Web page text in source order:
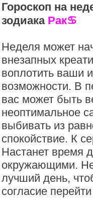
Гороскоп на
зодиака Рак♋️
Неделя может
внезапных
воплотить ваши
возможности. В
вас может быть
неоптимальное
выбивать из
спокойствие. К
Настанет время
окружающими.
лучший день,
согласие